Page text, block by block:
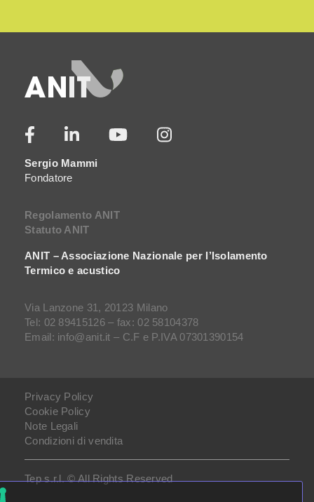
Sergio Mammi
Fondatore
Regolamento ANIT
Statuto ANIT
ANIT – Associazione Nazionale per l’Isolamento
Termico e acustico
Via Lanzone 31, 20123 Milano
Tel: 02 89415126 – fax: 02 58104378
Email: info@anit.it – C.F e P.IVA 07301390154
Tep s.r.l. © All Rights Reserved
Privacy Policy
Cookie Policy
Note Legali
Condizioni di vendita